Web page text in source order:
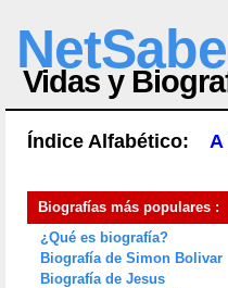
Vidas y
Índice Alfabético: A|
Biografías más populares :
¿Qué es biografía?
Biografía de Simon Bolivar
Biografía de Jesus